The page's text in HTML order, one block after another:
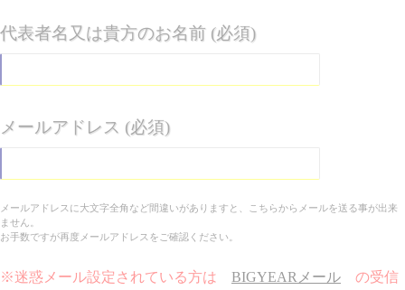
代表者名又は貴方のお名前 (必須)
メールアドレス (必須)
メールアドレスに大文字全角など間違いがありますと、こちらからメールを送る事が出来
ません。
お手数ですが再度メールアドレスをご確認ください。
※迷惑メール設定されている方は BIGYEARメール の受信